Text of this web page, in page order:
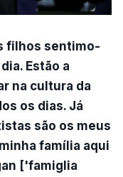
filhos sentimo-
Estão a
na cultura da
os dias. Já
são os meus
família aqui
['famiglia